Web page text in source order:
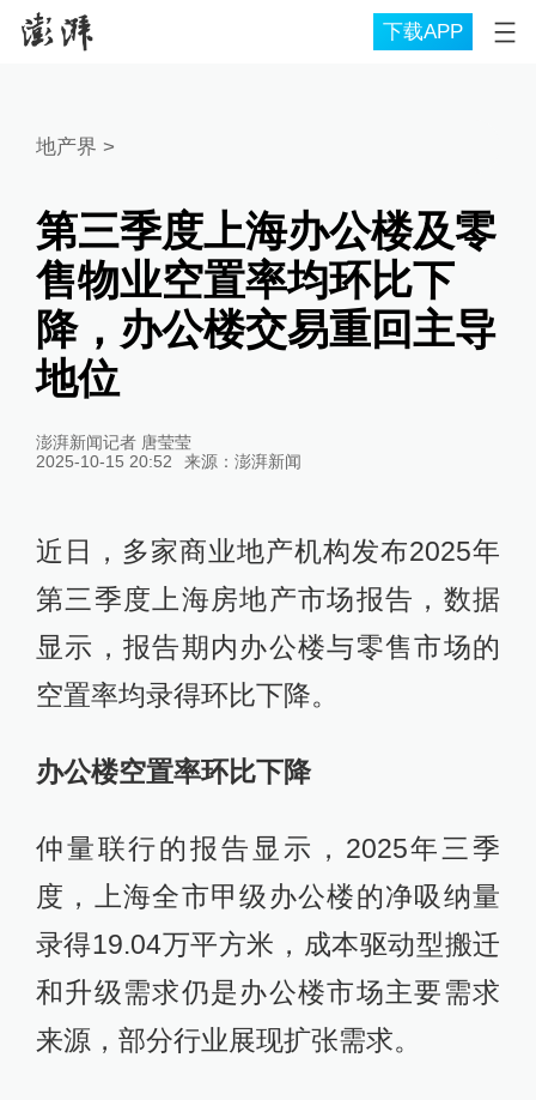
下载APP
地产界 >
第三季度上海办公楼及零
售物业空置率均环比下
降，办公楼交易重回主导
地位
澎湃新闻记者 唐莹莹
2025-10-15 20:52
来源： 澎湃新闻
近日，多家商业地产机构发布2025年
第三季度上海房地产市场报告，数据
显示，报告期内办公楼与零售市场的
空置率均录得环比下降。
办公楼空置率环比下降
仲量联行的报告显示，2025年三季
度，上海全市甲级办公楼的净吸纳量
录得19.04万平方米，成本驱动型搬迁
和升级需求仍是办公楼市场主要需求
来源，部分行业展现扩张需求。